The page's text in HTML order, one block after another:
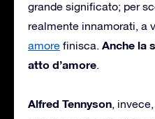
grande significato; per
realmente innamorati, a
amore finisca. Anche la
atto d’amore.
Alfred Tennyson,